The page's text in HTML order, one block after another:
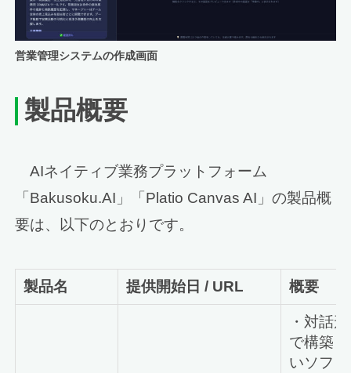
営業管理システムの作成画面
製品概要
AIネイティブ業務プラットフォーム
「Bakusoku.AI」「Platio Canvas AI」の製品概
要は、以下のとおりです。
製品名 提供開始日 / URL 概要
・対話
で構築
いソフ